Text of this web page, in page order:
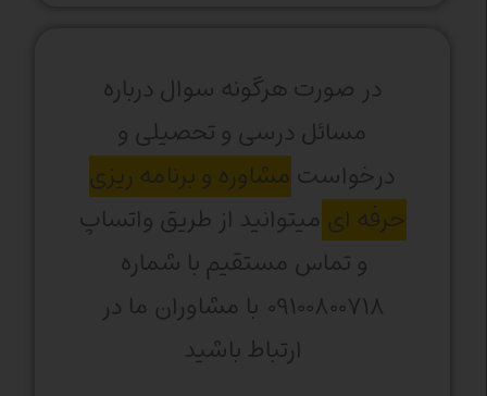
در صورت هرگونه سوال درباره
مسائل درسی و تحصیلی و
درخواست مشاوره و برنامه ریزی
حرفه ای میتوانید از طریق واتساپ
و تماس مستقیم با شماره
۰۹۱۰۰۸۰۰۷۱۸ با مشاوران ما در
ارتباط باشید